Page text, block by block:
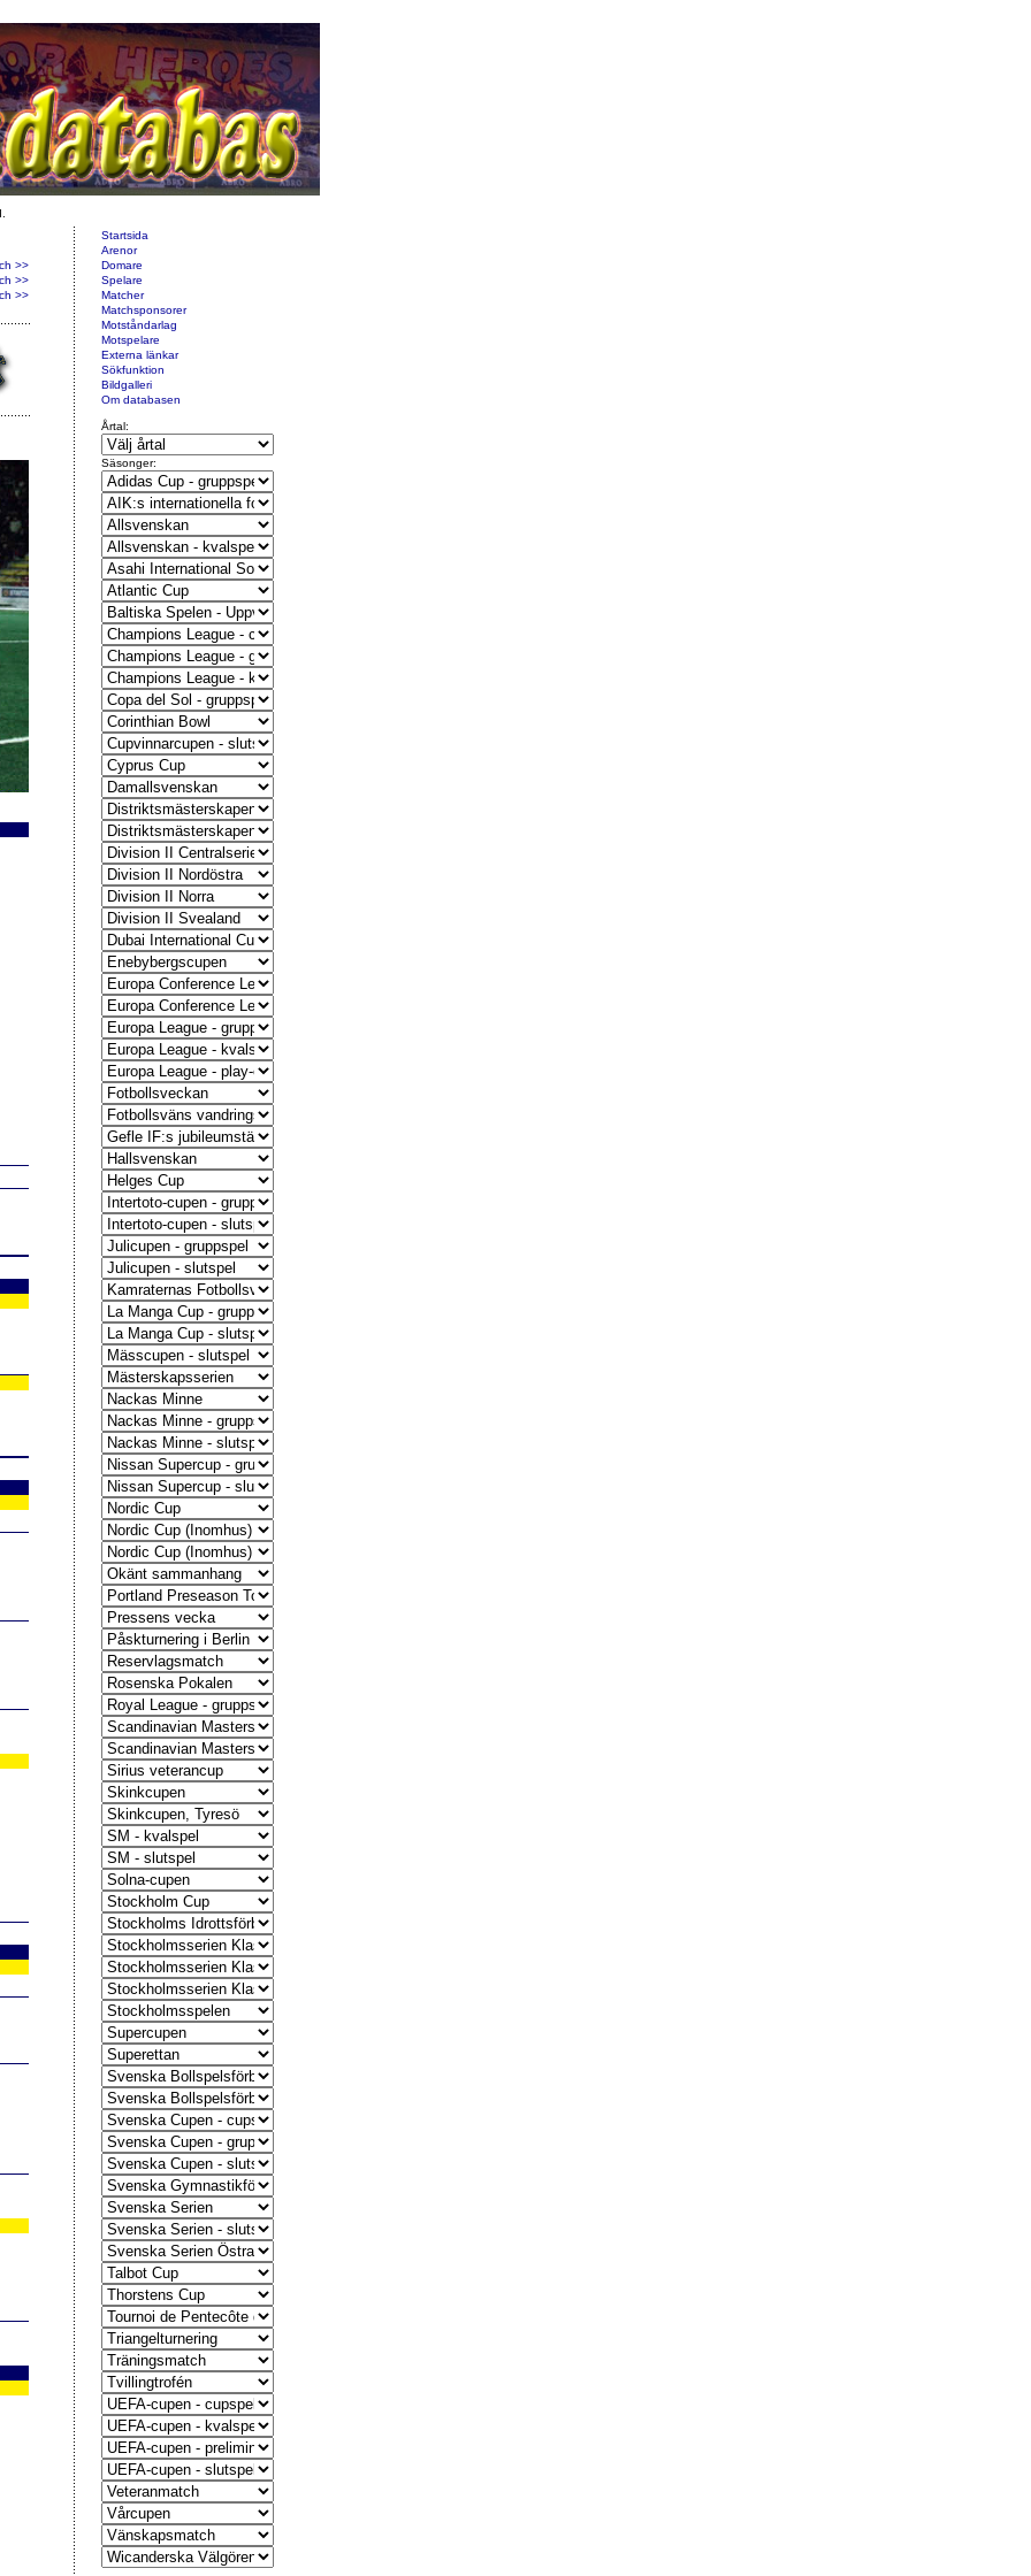
>>
>>
>>
Startsida
Arenor
Domare
Spelare
Matcher
Matchsponsorer
Motståndarlag
Motspelare
Externa länkar
Sökfunktion
Bildgalleri
Om databasen
Årtal:
Säsonger: